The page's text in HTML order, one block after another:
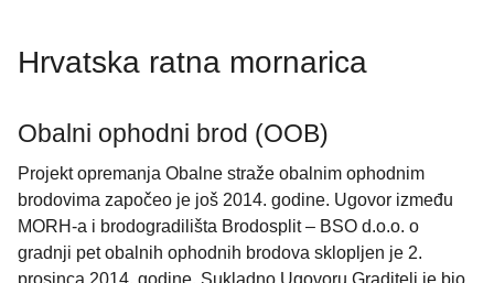
Hrvatska ratna mornarica
Obalni ophodni brod (OOB)
Projekt opremanja Obalne straže obalnim ophodnim
brodovima započeo je još 2014. godine. Ugovor između
MORH-a i brodogradilišta Brodosplit – BSO d.o.o. o
gradnji pet obalnih ophodnih brodova sklopljen je 2.